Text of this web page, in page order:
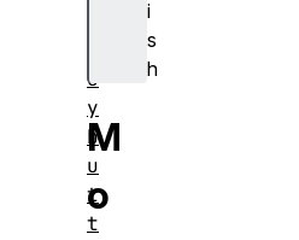
i
s
h
M
o
e
y
b
u
t
t